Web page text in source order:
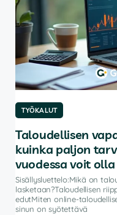
TYÖKALUT
Taloudellisen
kuinka paljon
vuodessa voit
Sisällysluettelo:Mikä on
lasketaan?Taloudellisen
edutMiten online-
sinun on syötettävä